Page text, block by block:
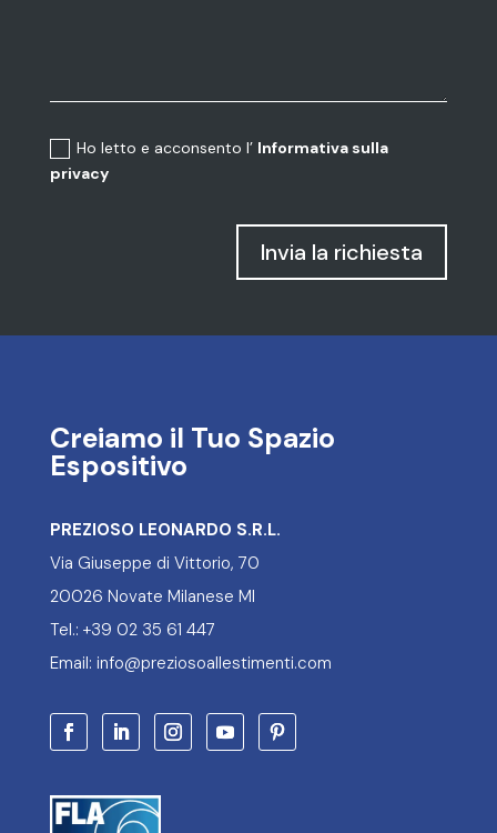
Ho letto e acconsento l’ Informativa sulla
privacy
Invia la richiesta
Creiamo il Tuo Spazio
Espositivo
PREZIOSO LEONARDO S.R.L.
Via Giuseppe di Vittorio, 70
20026 Novate Milanese MI
Tel.: +39 02 35 61 447
Email: info@preziosoallestimenti.com